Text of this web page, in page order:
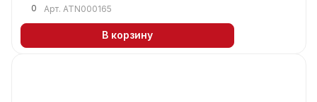
0 Арт. ATN000165
В корзину